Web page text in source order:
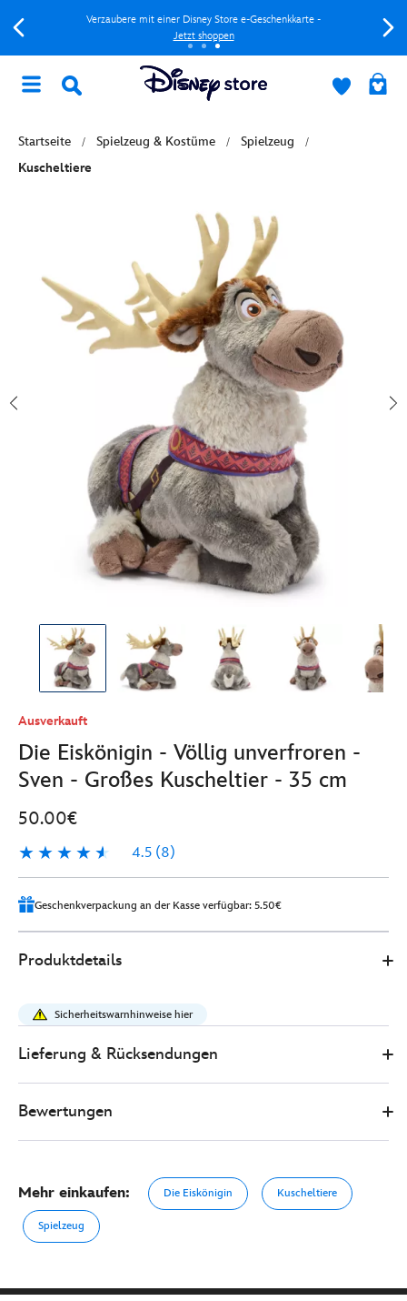
Verzaubere mit einer Disney Store e-Geschenkkarte -
Jetzt shoppen
Startseite Spielzeug & Kostüme
Spielzeug
Kuscheltiere
Ausverkauft
Die Eiskönigin - Völlig unverfroren -
Sven - Großes Kuscheltier - 35 cm
50.00€
4.5 (8)
4.5
8
Geschenkverpackung an der Kasse verfügbar: 5.50€
Store
50.00
eiskoenigin-
gro%C3%9Fes-
kuscheltier-
-35-
Produktdetails
Sicherheitswarnhinweise hier
Lieferung & Rücksendungen
Bewertungen
Mehr einkaufen: Die Eiskönigin Kuscheltiere
Spielzeug